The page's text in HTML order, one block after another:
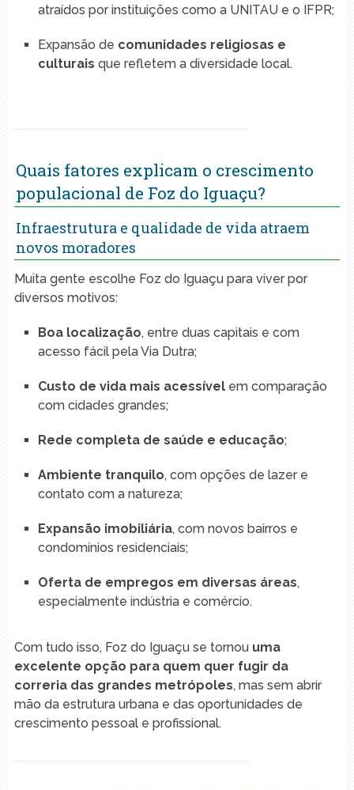
atraídos por instituições como a UNITAU e o IFPR;
Expansão de comunidades religiosas e
culturais que refletem a diversidade local.
Quais fatores explicam o crescimento
populacional de Foz do Iguaçu?
Infraestrutura e qualidade de vida atraem
novos moradores
Muita gente escolhe Foz do Iguaçu para viver por
diversos motivos:
Boa localização, entre duas capitais e com
acesso fácil pela Via Dutra;
Custo de vida mais acessívelem comparação
com cidades grandes;
Rede completa de saúde e educação;
Ambiente tranquilo, com opções de lazer e
contato com a natureza;
Expansão imobiliária, com novos bairros e
condomínios residenciais;
Oferta de empregos em diversas áreas,
especialmente indústria e comércio.
Com tudo isso, Foz do Iguaçu se tornou uma
excelente opção para quem quer fugir da
correria das grandes metrópoles, mas sem abrir
mão da estrutura urbana e das oportunidades de
crescimento pessoal e profissional.